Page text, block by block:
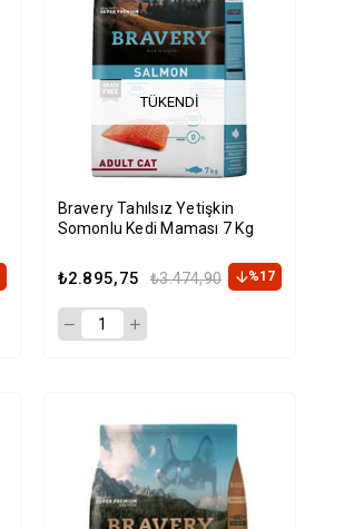
TÜKENDI
Bravery Tahılsız Yetişkin
Somonlu Kedi Maması 7 Kg
₺2.895,75 ₺3.474,90 %17